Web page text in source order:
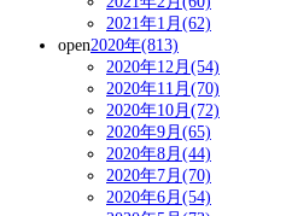
2021年1月(62)
open2020年(813)
2020年12月(54)
2020年11月(70)
2020年10月(72)
2020年9月(65)
2020年8月(44)
2020年7月(70)
2020年6月(54)